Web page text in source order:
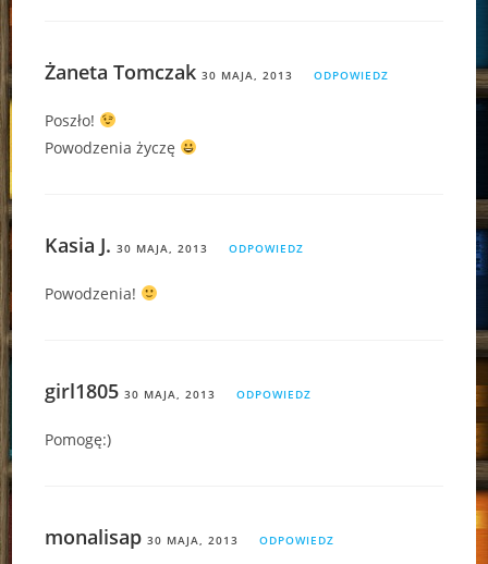
Żaneta Tomczak 30 MAJA, 2013 ODPOWIEDZ
Poszło!
Powodzenia życzę
Kasia J. 30 MAJA, 2013 ODPOWIEDZ
Powodzenia!
girl1805 30 MAJA, 2013 ODPOWIEDZ
Pomogę:)
monalisap 30 MAJA, 2013 ODPOWIEDZ